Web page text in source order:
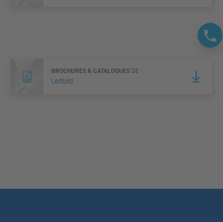
BROCHURES & CATALOGUES DE
Leitbild